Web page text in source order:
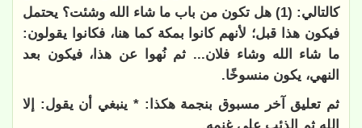
كالتالي:
(1) هل تكون من باب ما شاء الله وشئت؟ يحتمل
فيكون هذا قبل؛ لأنهم كانوا بمكة كما هنا، فكانوا يقولون:
ما شاء الله وشاء فلان... ثم نُهوا عن هذا، فيكون بعد
النهي، يكون منسوخًا.
ثم تعليق آخر مسبوق بنجمة هكذا: * ينبغي أن يقول: إلا
الله ثم الذئب على غنمه.